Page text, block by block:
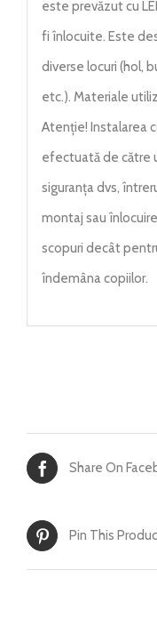
este prevăzut cu
fi înlocuite. Este
diverse locuri (hol,
etc.). Materiale
Atenție! Instalarea
efectuată de către
siguranța dvs,
montaj sau
scopuri decât
îndemâna copiilor.
Share On
Pin This